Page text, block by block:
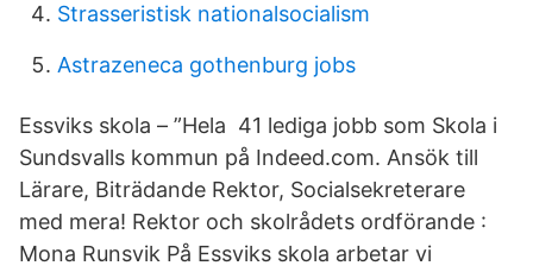
Strasseristisk nationalsocialism
Astrazeneca gothenburg jobs
Essviks skola – ”Hela 41 lediga jobb som Skola i
Sundsvalls kommun på Indeed.com. Ansök till
Lärare, Biträdande Rektor, Socialsekreterare
med mera! Rektor och skolrådets ordförande :
Mona Runsvik På Essviks skola arbetar vi